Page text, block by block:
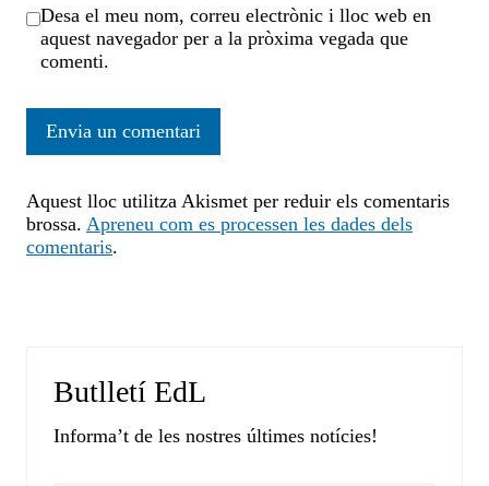
Desa el meu nom, correu electrònic i lloc web en
aquest navegador per a la pròxima vegada que
comenti.
Aquest lloc utilitza Akismet per reduir els comentaris
brossa. Apreneu com es processen les dades dels
comentaris.
Butlletí EdL
Informa’t de les nostres últimes notícies!